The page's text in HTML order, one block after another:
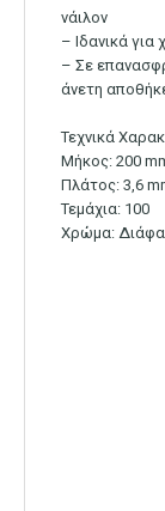
νάιλον
– Ιδανικά
– Σε
άνετη
Τεχνικά
Μήκος: 200
Πλάτος: 3,6
Τεμάχια: 100
Χρώμα: